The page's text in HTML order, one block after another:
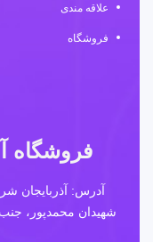
علاقه مندی
فروشگاه
فروشگاه
آدرس: آذربایجان
شهیدان محمدپور،